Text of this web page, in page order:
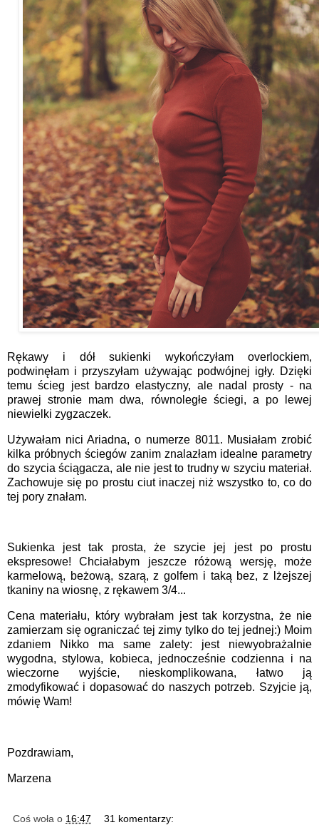
Rękawy i dół sukienki wykończyłam overlockiem,
podwinęłam i przyszyłam używając podwójnej igły. Dzięki
temu ścieg jest bardzo elastyczny, ale nadal prosty - na
prawej stronie mam dwa, równoległe ściegi, a po lewej
niewielki zygzaczek.
Używałam nici Ariadna, o numerze 8011. Musiałam zrobić
kilka próbnych ściegów zanim znalazłam idealne parametry
do szycia ściągacza, ale nie jest to trudny w szyciu materiał.
Zachowuje się po prostu ciut inaczej niż wszystko to, co do
tej pory znałam.
Sukienka jest tak prosta, że szycie jej jest po prostu
ekspresowe! Chciałabym jeszcze różową wersję, może
karmelową, beżową, szarą, z golfem i taką bez, z lżejszej
tkaniny na wiosnę, z rękawem 3/4...
Cena materiału, który wybrałam jest tak korzystna, że nie
zamierzam się ograniczać tej zimy tylko do tej jednej:) Moim
zdaniem Nikko ma same zalety: jest niewyobrażalnie
wygodna, stylowa, kobieca, jednocześnie codzienna i na
wieczorne wyjście, nieskomplikowana, łatwo ją
zmodyfikować i dopasować do naszych potrzeb. Szyjcie ją,
mówię Wam!
Pozdrawiam,
Marzena
Coś woła o 16:47 31 komentarzy: